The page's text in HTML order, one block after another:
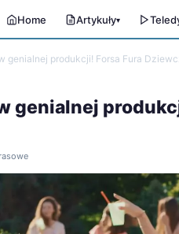
Home Artykuły▾
genialnej produkcji! Forsa Fura
genialnej